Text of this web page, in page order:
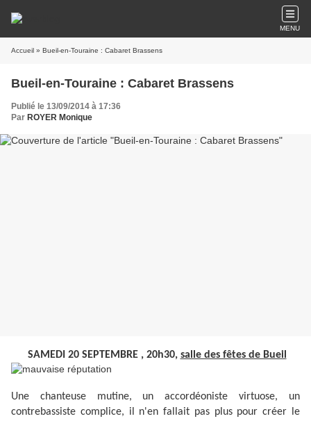
MENU
Accueil » Bueil-en-Touraine : Cabaret Brassens
Bueil-en-Touraine : Cabaret Brassens
Publié le 13/09/2014 à 17:36
Par ROYER Monique
SAMEDI 20 SEPTEMBRE , 20h30, salle des fêtes de Bueil
Une chanteuse mutine, un accordéoniste virtuose, un
contrebassiste complice, il n'en fallait pas plus pour créer le